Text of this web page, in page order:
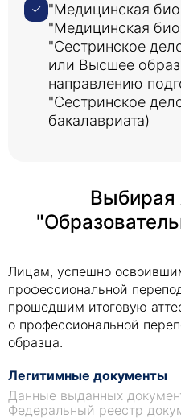
"Медицинская
"Медицинская
"Сестринское
или Высшее
направлению
"Сестринское
бакалавриата)
Лицам, успешно
профессиональной
прошедшим итоговую
о профессиональной
образца.
Легитимные документы
Данные выданных
Федеральный реестр